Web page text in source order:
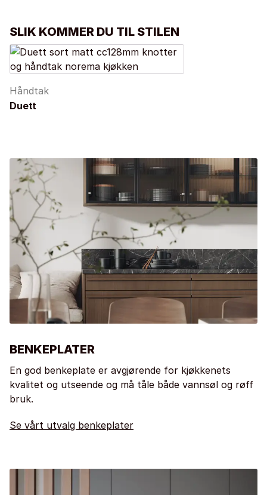
SLIK KOMMER DU TIL STILEN
Håndtak
Duett
BENKEPLATER
En god benkeplate er avgjørende for kjøkkenets
kvalitet og utseende og må tåle både vannsøl og røff
bruk.
Se vårt utvalg benkeplater